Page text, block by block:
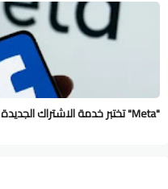
"Meta" تختبر خدمة الاشتراك الجديدة لحسابات "فيسبوك" و"إنستغرام" الموثقة